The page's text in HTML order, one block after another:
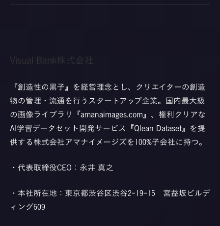
Visual Bank株式会社
『創造性の黒子』を経営理念とし、クリエイターの創造
物の管理・流通を行うスタートアップ企業。国内最大級
の画像ライブラリ『amanaimages.com』、権利クリアな
AI学習データセット開発サービス『Qlean Dataset』を提
供する株式会社アマナイメージズを100%子会社に持つ。
・代表取締役CEO：永井 真之
・本社所在地：東京都渋谷区渋谷2-19-15 宮益坂ビルデ
ィング609